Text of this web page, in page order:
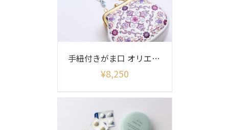
手紐付きがま口 オリエント柄
¥8,250